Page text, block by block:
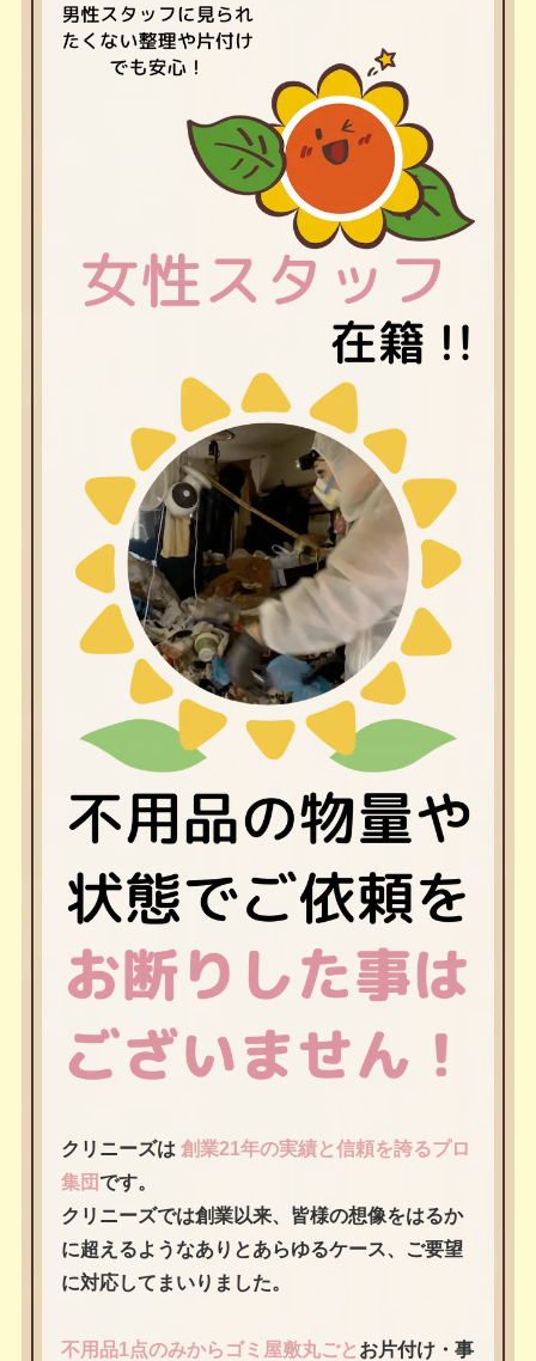
クリニーズは 創業21年の実績と信頼を誇るプロ
集団です。
クリニーズでは創業以来、皆様の想像をはるか
に超えるようなありとあらゆるケース、ご要望
に対応してまいりました。
不用品1点のみからゴミ屋敷丸ごと お片付け・事